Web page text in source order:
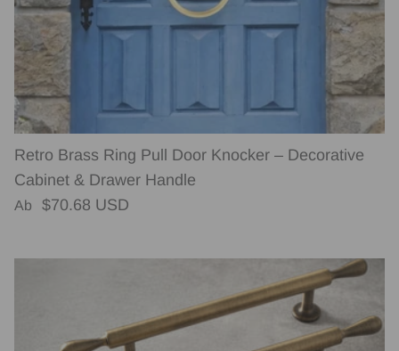
Retro Brass Ring Pull Door Knocker – Decorative
Cabinet & Drawer Handle
Normaler Preis
Ab $70.68 USD